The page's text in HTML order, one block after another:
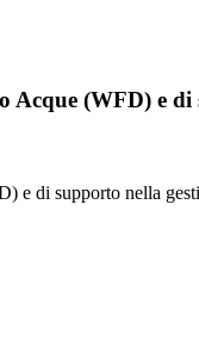
(WFD) e
di supporto nella